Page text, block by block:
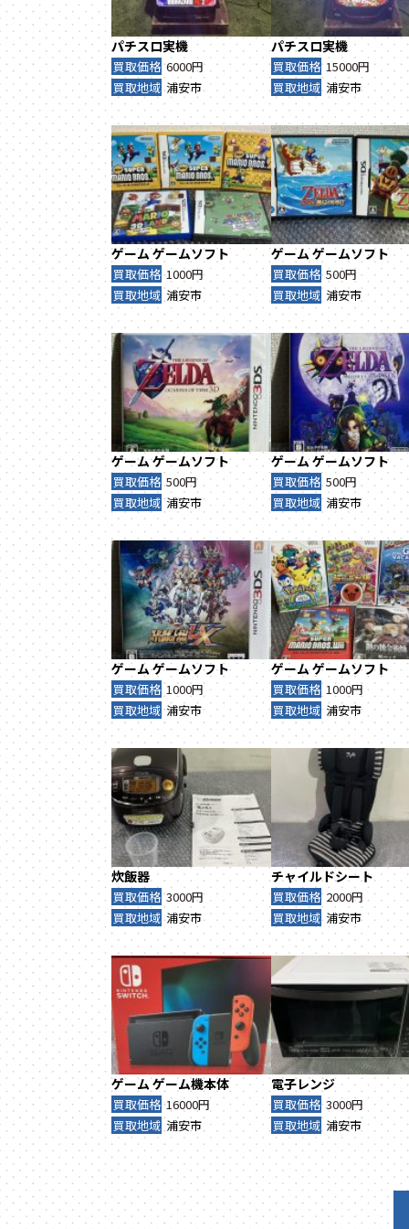
パチスロ実機
買取価格 6000円
買取地域 浦安市
パチスロ実機
買取価格 15000円
買取地域 浦安市
ゲームゲームソフト
買取価格 1000円
買取地域 浦安市
ゲームゲームソフト
買取価格 500円
買取地域 浦安市
ゲームゲームソフト
買取価格 500円
買取地域 浦安市
ゲームゲームソフト
買取価格 500円
買取地域 浦安市
ゲームゲームソフト
買取価格 1000円
買取地域 浦安市
ゲームゲームソフト
買取価格 1000円
買取地域 浦安市
炊飯器
買取価格 3000円
買取地域 浦安市
チャイルドシート
買取価格 2000円
買取地域 浦安市
ゲームゲーム機本体
買取価格 16000円
買取地域 浦安市
電子レンジ
買取価格 3000円
買取地域 浦安市